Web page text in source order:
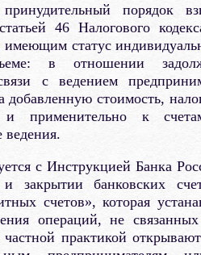
порядок
46 Налогового
статус
в отношении
с ведением
добавленную стоимость,
и применительно к
ведения.
с Инструкцией Банка
банковских
счетов», которая
операций, не
частной практикой